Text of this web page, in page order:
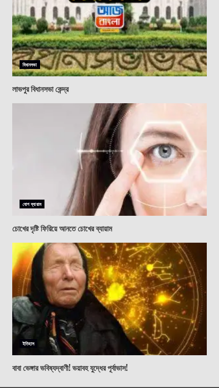
বিধানসভা
লাভপুর বিধানসভা কেন্দ্র
যোগ ব্যায়াম
চোখের দৃষ্টি ফিরিয়ে আনতে চোখের ব্যায়াম
ইতিহাস
বাবা ভেঙ্গার ভবিষ্যদ্বাণী! ভয়াবহ যুদ্ধের পূর্বাভাস!